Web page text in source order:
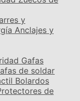
y
Anclajes y
Gafas
de soldar
Bolardos
de